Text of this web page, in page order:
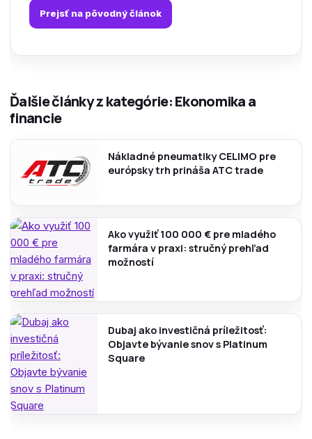
Prejsť na pôvodný článok
Ďalšie články z kategórie: Ekonomika a
financie
Nákladné pneumatiky CELIMO pre
európsky trh prináša ATC trade
Ako využiť 100 000 € pre mladého
farmára v praxi: stručný prehľad
možností
Dubaj ako investičná príležitosť:
Objavte bývanie snov s Platinum
Square